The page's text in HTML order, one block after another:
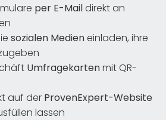
per E-Maildirekt an
sozialen Medieneinladen, ihre
Umfragekartenmit QR-
auf der ProvenExpert-Website
lassen